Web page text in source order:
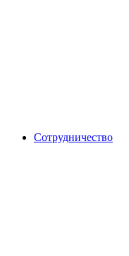
Сотрудничество